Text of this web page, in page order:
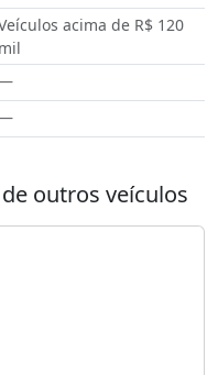
acima de R$ 120
mil
outros veículos